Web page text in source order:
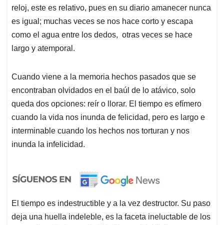
reloj, este es relativo, pues en su diario amanecer nunca
es igual; muchas veces se nos hace corto y escapa
como el agua entre los dedos, otras veces se hace
largo y atemporal.
Cuando viene a la memoria hechos pasados que se
encontraban olvidados en el baúl de lo atávico, solo
queda dos opciones: reír o llorar. El tiempo es efímero
cuando la vida nos inunda de felicidad, pero es largo e
interminable cuando los hechos nos torturan y nos
inunda la infelicidad.
El tiempo es indestructible y a la vez destructor. Su paso
deja una huella indeleble, es la faceta ineluctable de los